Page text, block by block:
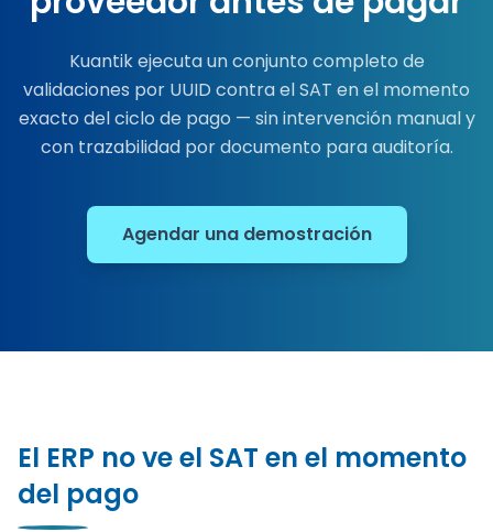
Kuantik ejecuta un conjunto completo de
validaciones por UUID contra el SAT en el momento
exacto del ciclo de pago — sin intervención manual y
con trazabilidad por documento para auditoría.
Agendar una demostración
El ERP no ve el SAT en el momento
del pago